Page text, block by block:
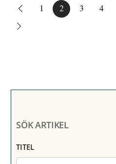
1 2 3 4
SÖK ARTIKEL
TITEL